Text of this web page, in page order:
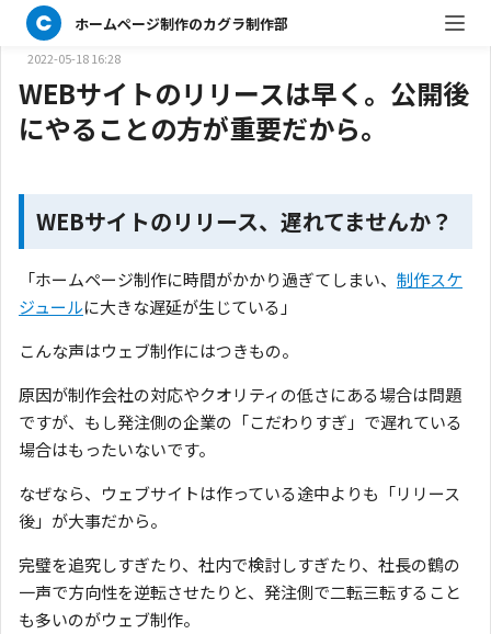
ホームページ制作のカグラ制作部
わた
エンジニア
2022-05-18 16:28
WEBサイトのリリースは早く。公開後
にやることの方が重要だから。
WEBサイトのリリース、遅れてませんか？
「ホームページ制作に時間がかかり過ぎてしまい、 制作スケ
ジュールに大きな遅延が生じている」
こんな声はウェブ制作にはつきもの。
原因が制作会社の対応やクオリティの低さにある場合は問題
ですが、もし発注側の企業の「こだわりすぎ」で遅れている
場合はもったいないです。
なぜなら、ウェブサイトは作っている途中よりも「リリース
後」が大事だから。
完璧を追究しすぎたり、社内で検討しすぎたり、社長の鶴の
一声で方向性を逆転させたりと、発注側で二転三転すること
も多いのがウェブ制作。